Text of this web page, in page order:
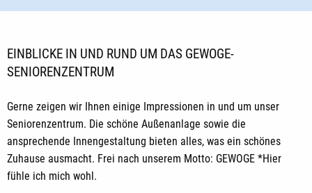
EINBLICKE IN UND RUND UM DAS GEWOGE-
SENIORENZENTRUM
Gerne zeigen wir Ihnen einige Impressionen in und um unser
Seniorenzentrum. Die schöne Außenanlage sowie die
ansprechende Innengestaltung bieten alles, was ein schönes
Zuhause ausmacht. Frei nach unserem Motto: GEWOGE *Hier
fühle ich mich wohl.